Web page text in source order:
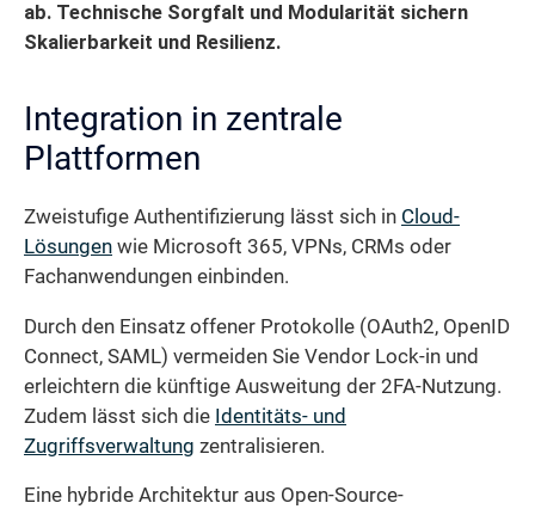
ab. Technische Sorgfalt und Modularität sichern
Skalierbarkeit und Resilienz.
Integration in zentrale
Plattformen
Zweistufige Authentifizierung lässt sich in Cloud-
Lösungen wie Microsoft 365, VPNs, CRMs oder
Fachanwendungen einbinden.
Durch den Einsatz offener Protokolle (OAuth2, OpenID
Connect, SAML) vermeiden Sie Vendor Lock-in und
erleichtern die künftige Ausweitung der 2FA-Nutzung.
Zudem lässt sich die Identitäts- und
Zugriffsverwaltung zentralisieren.
Eine hybride Architektur aus Open-Source-